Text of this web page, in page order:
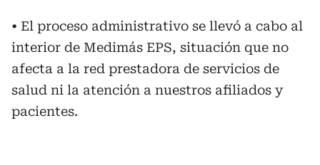
• El proceso administrativo se llevó a cabo al
interior de Medimás EPS, situación que no
afecta a la red prestadora de servicios de
salud ni la atención a nuestros afiliados y
pacientes.